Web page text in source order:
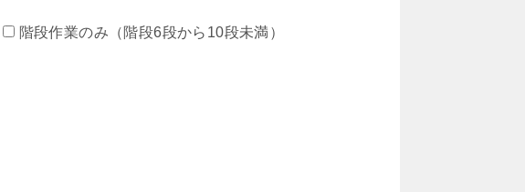
階段作業のみ（階段6段から10段未満）